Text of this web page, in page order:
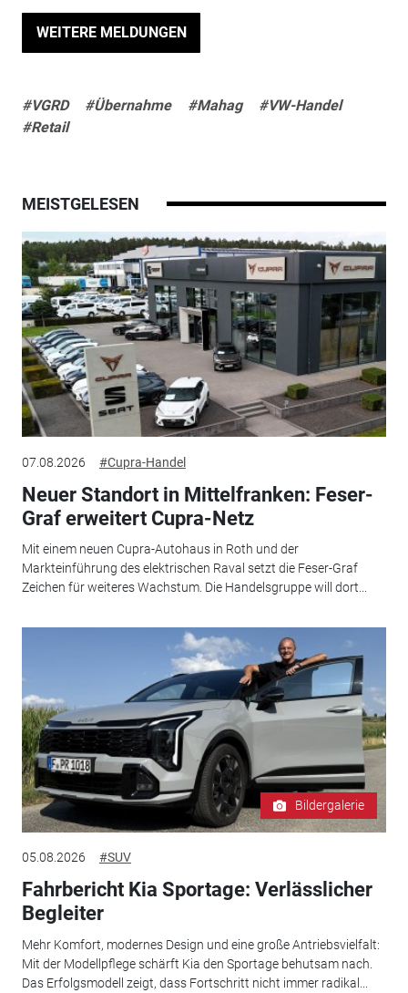
WEITERE MELDUNGEN
#VGRD #Übernahme #Mahag
#VW-Handel
#Retail
MEISTGELESEN
07.08.2026 #Cupra-Handel
Neuer Standort in Mittelfranken: Feser-
Graf erweitert Cupra-Netz
Mit einem neuen Cupra-Autohaus in Roth und der
Markteinführung des elektrischen Raval setzt die Feser-Graf
Zeichen für weiteres Wachstum. Die Handelsgruppe will dort...
Bildergalerie
05.08.2026 #SUV
Fahrbericht Kia Sportage: Verlässlicher
Begleiter
Mehr Komfort, modernes Design und eine große Antriebsvielfalt:
Mit der Modellpflege schärft Kia den Sportage behutsam nach.
Das Erfolgsmodell zeigt, dass Fortschritt nicht immer radikal...